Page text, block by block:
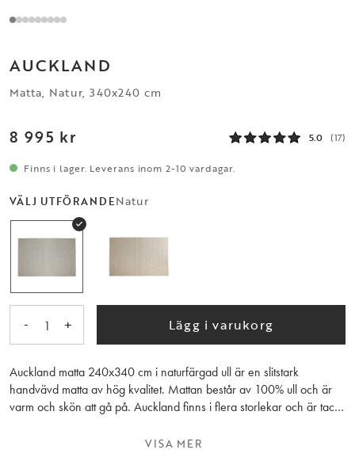
AUCKLAND
Matta, Natur, 340x240 cm
8 995 kr 5.0 (17)
Finns i lager. Leverans inom 2-10 vardagar.
VÄLJ UTFÖRANDENatur
- 1 + Lägg i varukorg
Auckland matta 240x340 cm i naturfärgad ull är en slitstark
handvävd matta av hög kvalitet. Mattan består av 100% ull och är
varm och skön att gå på. Auckland finns i flera storlekar och är tack
Mattunderlägg rekommenderas.VISA MER